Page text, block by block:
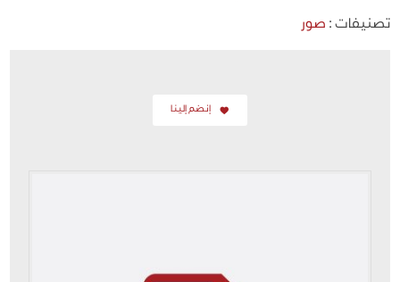
تصنيفات : صور
إنضم إلينا